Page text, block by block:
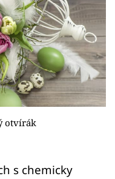
otvírák
s chemicky